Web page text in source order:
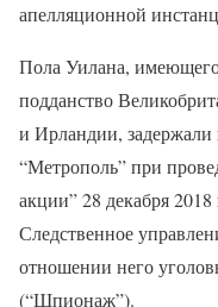
апелляционной
Пола Уилана,
подданство
и Ирландии,
“Метрополь” при
акции” 28 декабря
Следственное
отношении него
(“Шпионаж”).